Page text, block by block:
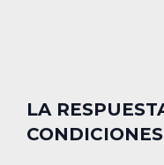
LA